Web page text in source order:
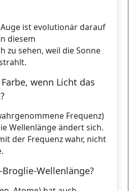
ist evolutionär darauf
diesem
zu sehen, weil die Sonne
wenn Licht das
Frequenz)
Wellenlänge ändert sich.
der Frequenz wahr, nicht
Wellenlänge?